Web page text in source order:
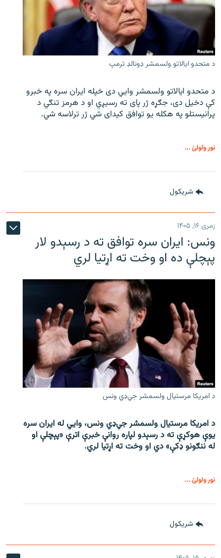
د متحدو ایالاتو ولسمشر ډونالډ ترمپ
د متحدو ایالاتو ولسمشر وايي دی خپله ایران سره په خبرو
کې دخیل دی، جګړه ژر پای ته رسیږي او د هرمز تنګي د
پرانیستلو په هکله یو توافق کیدای شي ژر ترلاسه شي.
نور ولولئ ...
شريکول
زمری ۱۶, ۱۴۰۵
ونس: ایران سره توافق ته د رسېدو لار
پېچلې ده او وخت ته اړتیا لري
د امریکا مرستیال ولسمشر جي‌ډي ونس
د امریکا مرستیال ولسمشر جي‌ډي ونس، وايي له ایران سره
یوې هوکړې ته د رسېدو لپاره روانې خبرې اترې «پېچلې او
له ننګونو ډکې» دي او وخت ته اړتیا لري.
نور ولولئ ...
شريکول